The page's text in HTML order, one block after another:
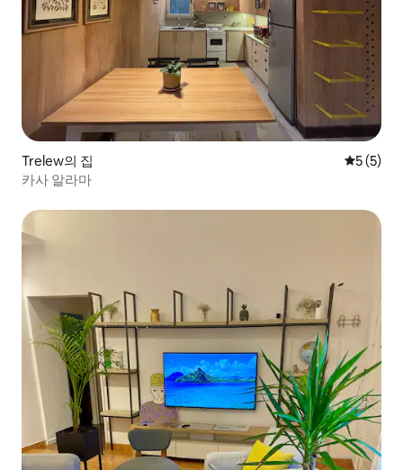
Trelew의 집 평점 5점
5 (5)
카사 알라마